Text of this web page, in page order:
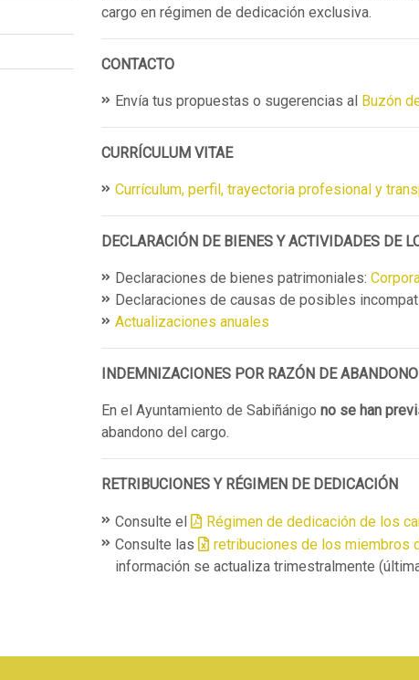
cargo en régimen de dedicación exclusiva.
CONTACTO
Envía tus propuestas o sugerencias al Buzón
CURRÍCULUM VITAE
Currículum, perfil, trayectoria profesional y
DECLARACIÓN DE BIENES Y ACTIVIDADES DE
Declaraciones de bienes patrimoniales:
Declaraciones de causas de posibles
Actualizaciones anuales
INDEMNIZACIONES POR RAZÓN DE
En el Ayuntamiento de Sabiñánigo no se han
abandono del cargo.
RETRIBUCIONES Y RÉGIMEN DE DEDICACIÓN
Consulte el Régimen de dedicación de los
Consulte las
retribuciones de los miembros
información se actualiza trimestralmente